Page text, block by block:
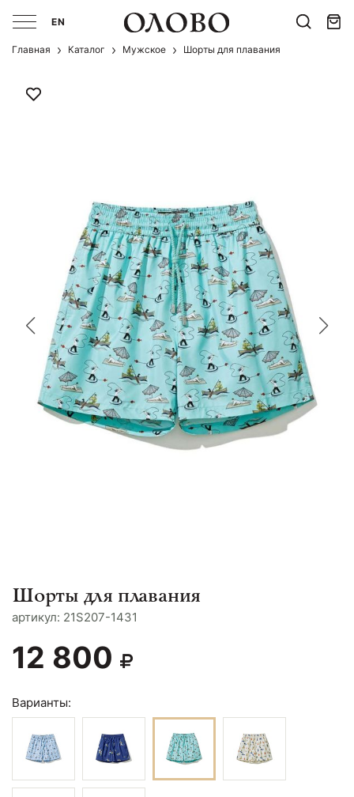
EN
Главная Каталог Мужcкое Шорты для плавания
Шорты для плавания
aртикул: 21S207-1431
12 800
Варианты: